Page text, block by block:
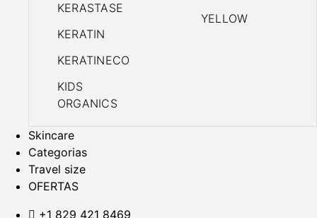
KERASTASE
KERATIN
KERATINECO
KIDS
ORGANICS
YELLOW
Skincare
Categorias
Travel size
OFERTAS
+1 829 421 8469